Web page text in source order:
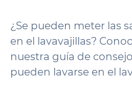
¿Se pueden meter las
en el lavavajillas?
nuestra guía de
pueden lavarse en el